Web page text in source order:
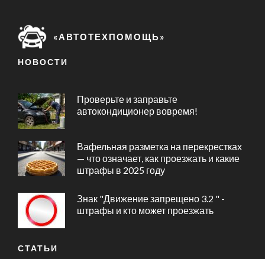
«АВТОТЕХПОМОЩЬ»
НОВОСТИ
Проверьте и заправьте
автокондиционер вовремя!
Вафельная разметка на перекрестках
— что означает, как проезжать и какие
штрафы в 2025 году
Знак "Движение запрещено 3.2 " -
штрафы и кто может проезжать
СТАТЬИ